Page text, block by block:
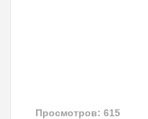
Просмотров: 615